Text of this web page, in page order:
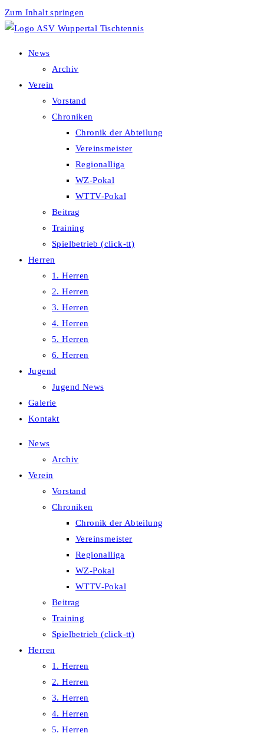
Zum Inhalt springen
News
Archiv
Verein
Vorstand
Chroniken
Chronik der Abteilung
Vereinsmeister
Regionalliga
WZ-Pokal
WTTV-Pokal
Beitrag
Training
Spielbetrieb (click-tt)
Herren
1. Herren
2. Herren
3. Herren
4. Herren
5. Herren
6. Herren
Jugend
Jugend News
Galerie
Kontakt
News
Archiv
Verein
Vorstand
Chroniken
Chronik der Abteilung
Vereinsmeister
Regionalliga
WZ-Pokal
WTTV-Pokal
Beitrag
Training
Spielbetrieb (click-tt)
Herren
1. Herren
2. Herren
3. Herren
4. Herren
5. Herren